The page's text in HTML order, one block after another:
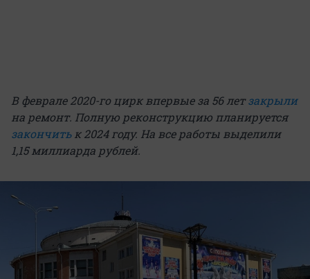
В феврале 2020-го цирк впервые за 56 летзакрыли
на ремонт. Полную реконструкцию планируется
закончитьк 2024 году. На все работы выделили
1,15 миллиарда рублей.